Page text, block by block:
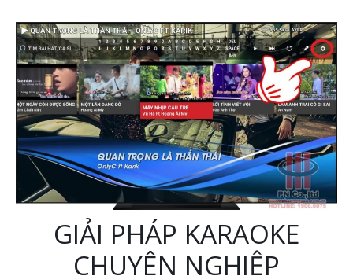
GIẢI PHÁP KARAOKE
CHUYÊN NGHIỆP